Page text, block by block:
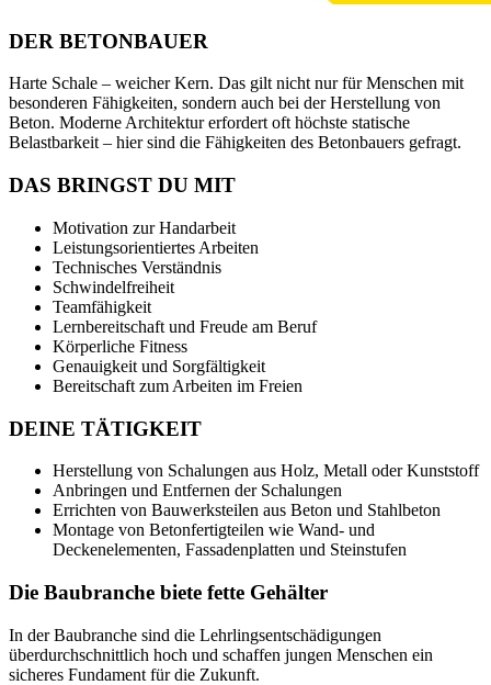
DER BETONBAUER
Harte Schale – weicher Kern. Das gilt nicht nur für Menschen mit
besonderen Fähigkeiten, sondern auch bei der Herstellung von
Beton. Moderne Architektur erfordert oft höchste statische
Belastbarkeit – hier sind die Fähigkeiten des Betonbauers gefragt.
DAS BRINGST DU MIT
Motivation zur Handarbeit
Leistungsorientiertes Arbeiten
Technisches Verständnis
Schwindelfreiheit
Teamfähigkeit
Lernbereitschaft und Freude am Beruf
Körperliche Fitness
Genauigkeit und Sorgfältigkeit
Bereitschaft zum Arbeiten im Freien
DEINE TÄTIGKEIT
Herstellung von Schalungen aus Holz, Metall oder Kunststoff
Anbringen und Entfernen der Schalungen
Errichten von Bauwerksteilen aus Beton und Stahlbeton
Montage von Betonfertigteilen wie Wand- und
Deckenelementen, Fassadenplatten und Steinstufen
Die Baubranche biete fette Gehälter
In der Baubranche sind die Lehrlingsentschädigungen
überdurchschnittlich hoch und schaffen jungen Menschen ein
sicheres Fundament für die Zukunft.